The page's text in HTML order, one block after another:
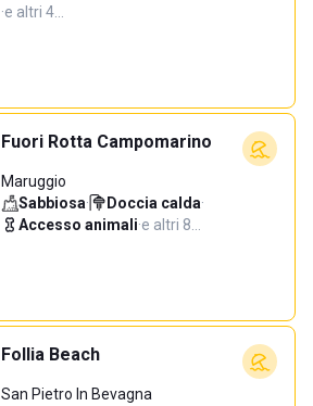
·e altri 4…
Fuori Rotta Campomarino
Maruggio
Sabbiosa· Doccia calda·
Accesso animali·e altri 8…
Follia Beach
San Pietro In Bevagna